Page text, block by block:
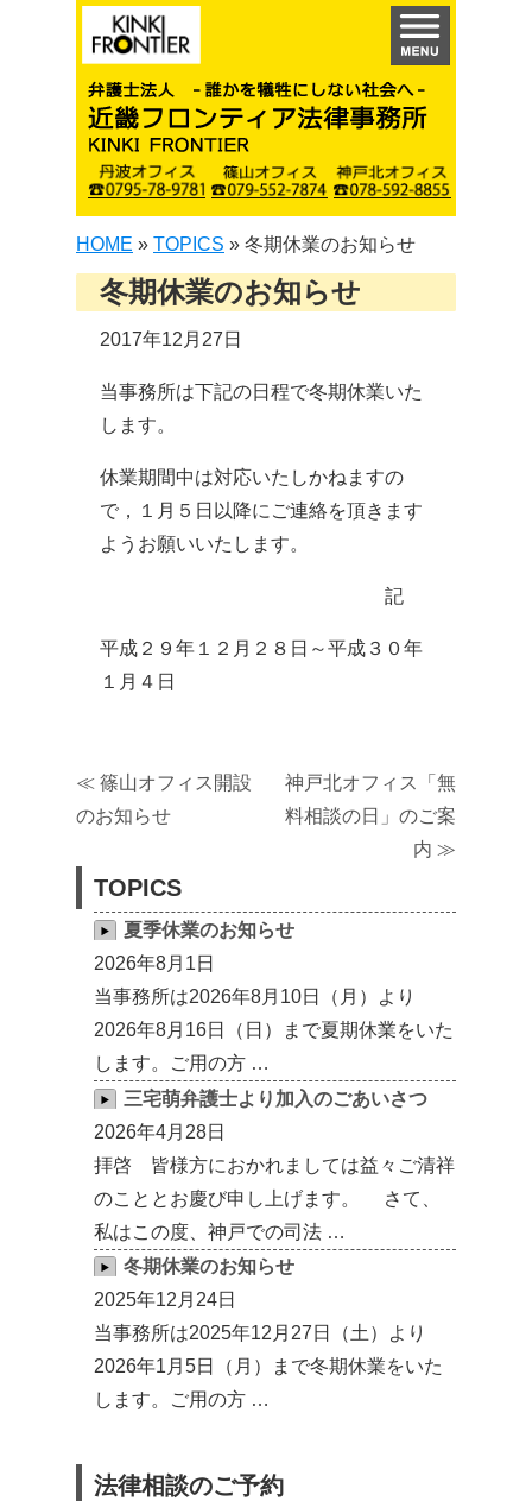
HOME » TOPICS » 冬期休業のお知らせ
冬期休業のお知らせ
2017年12月27日
当事務所は下記の日程で冬期休業いた
します。
休業期間中は対応いたしかねますの
で，１月５日以降にご連絡を頂きます
ようお願いいたします。
記
平成２９年１２月２８日～平成３０年
１月４日
≪ 篠山オフィス開設
のお知らせ
神戸北オフィス「無
料相談の日」のご案
内 ≫
TOPICS
夏季休業のお知らせ
2026年8月1日
当事務所は2026年8月10日（月）より
2026年8月16日（日）まで夏期休業をいた
します。ご用の方 …
三宅萌弁護士より加入のごあいさつ
2026年4月28日
拝啓 皆様方におかれましては益々ご清祥
のこととお慶び申し上げます。 さて、
私はこの度、神戸での司法 …
冬期休業のお知らせ
2025年12月24日
当事務所は2025年12月27日（土）より
2026年1月5日（月）まで冬期休業をいた
します。ご用の方 …
法律相談のご予約